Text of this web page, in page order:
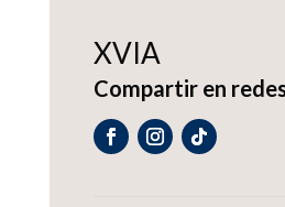
XVIA
Compartir en